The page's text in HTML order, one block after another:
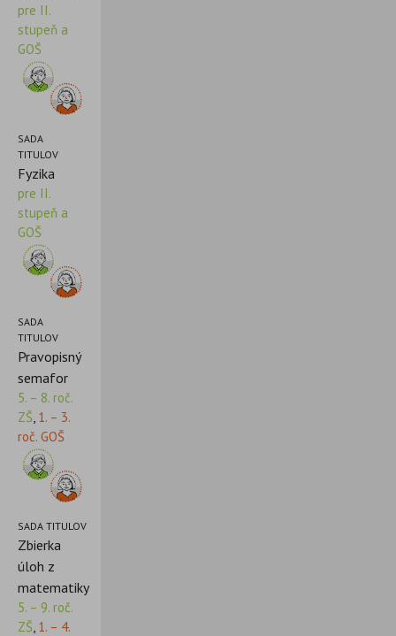
pre II.
stupeň a
GOŠ
SADA
TITULOV
Fyzika
pre II.
stupeň a
GOŠ
SADA
TITULOV
Pravopisný
semafor
5. – 8. roč.
ZŠ,1. – 3.
roč. GOŠ
SADA TITULOV
Zbierka
úloh z
matematiky
5. – 9. roč.
ZŠ, 1. – 4.